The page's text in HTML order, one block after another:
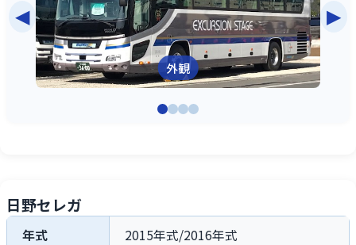
◀
外観
▶
日野セレガ
年式 2015年式/2016年式